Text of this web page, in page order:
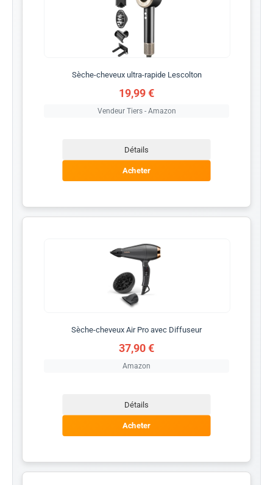
Sèche-cheveux ultra-rapide Lescolton
19,99 €
Vendeur Tiers - Amazon
Détails
Acheter
Sèche-cheveux Air Pro avec Diffuseur
37,90 €
Amazon
Détails
Acheter